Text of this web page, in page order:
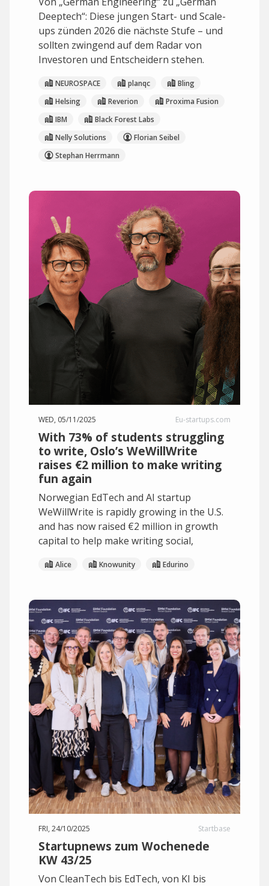
Deeptech“: Diese jungen Start- und Scale-
ups zünden 2026 die nächste Stufe – und
sollten zwingend auf dem Radar von
Investoren und Entscheidern stehen.
NEUROSPACE planqc
Bling
Helsing
Reverion
Proxima Fusion
IBM
Black Forest Labs
Nelly Solutions
Florian Seibel
Stephan Herrmann
WED, 05/11/2025 Eu-startups.com
With 73% of students struggling
to write, Oslo’s WeWillWrite
raises €2 million to make writing
fun again
Norwegian EdTech and AI startup
WeWillWrite is rapidly growing in the U.S.
and has now raised €2 million in growth
capital to help make writing social,
Alice Knowunity Edurino
FRI, 24/10/2025 Startbase
Startupnews zum Wochenede
KW 43/25
Von CleanTech bis EdTech, von KI bis